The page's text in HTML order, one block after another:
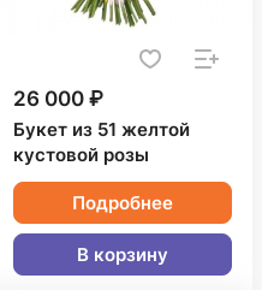
26 000 ₽
Букет из 51 желтой
кустовой розы
Подробнее
В корзину